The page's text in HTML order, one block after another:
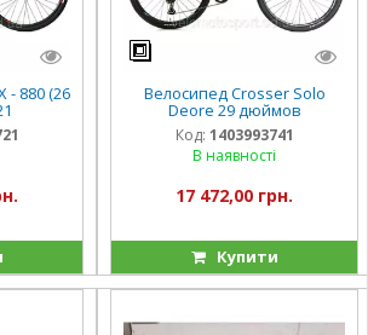
- 880 (26 Велосипед Crosser Solo
Deore 29 дюймов
Код: 1403993741
В наявності
17 472,00 грн.
Купити